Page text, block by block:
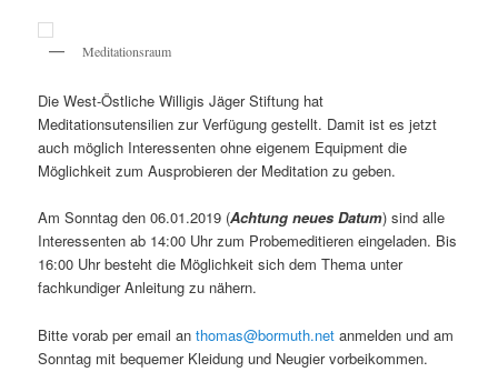
Meditationsraum
Die West-Östliche Willigis Jäger Stiftung hat
Meditationsutensilien zur Verfügung gestellt. Damit ist es jetzt
auch möglich Interessenten ohne eigenem Equipment die
Möglichkeit zum Ausprobieren der Meditation zu geben.
Am Sonntag den 06.01.2019 (Achtung neues Datum) sind alle
Interessenten ab 14:00 Uhr zum Probemeditieren eingeladen. Bis
16:00 Uhr besteht die Möglichkeit sich dem Thema unter
fachkundiger Anleitung zu nähern.
Bitte vorab per email anthomas@bormuth.net anmelden und am
Sonntag mit bequemer Kleidung und Neugier vorbeikommen.